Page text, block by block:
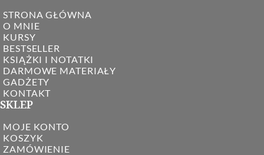
STRONA GŁÓWNA
O MNIE
KURSY
BESTSELLER
KSIĄŻKI I NOTATKI
DARMOWE MATERIAŁY
GADŻETY
KONTAKT
SKLEP
MOJE KONTO
KOSZYK
ZAMÓWIENIE